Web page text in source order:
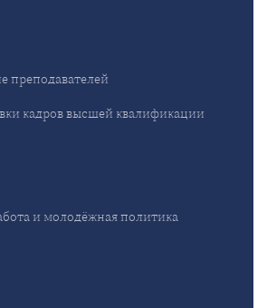
преподавателей
кадров высшей квалификации
и молодёжная политика